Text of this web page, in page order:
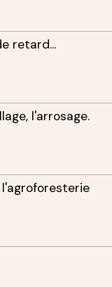
retard...
l'arrosage.